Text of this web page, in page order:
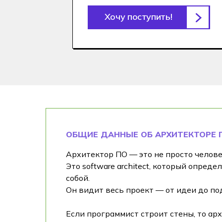
Хочу поступить!
ОБЩИЕ ДАННЫЕ ОБ АРХИТЕКТОРЕ
Архитектор ПО — это не просто
Это software architect, который
собой.
Он видит весь проект — от идеи до
Если программист строит стены, то